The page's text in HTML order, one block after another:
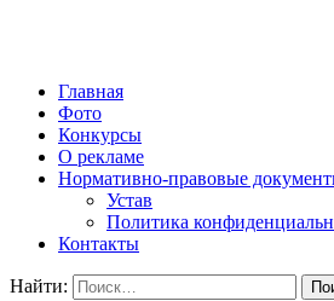
Главная
Фото
Конкурсы
О рекламе
Нормативно-правовые
Устав
Политика
Контакты
Найти: